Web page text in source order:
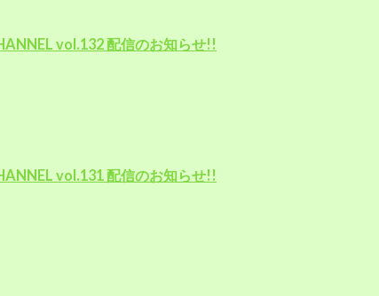
vol.132 配信のお知らせ!!
vol.131 配信のお知らせ!!